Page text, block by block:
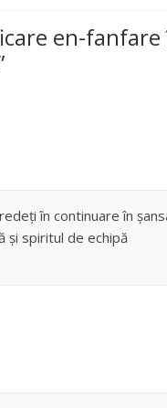
en-
în continuare în
și spiritul de echipă